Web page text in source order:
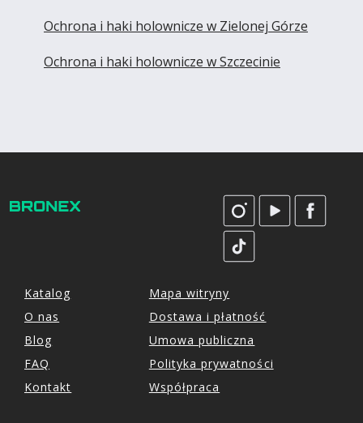
Ochrona i haki holownicze w Zielonej Górze
Ochrona i haki holownicze w Szczecinie
Katalog
O nas
Blog
FAQ
Kontakt
Mapa witryny
Dostawa i płatność
Umowa publiczna
Polityka prywatności
Współpraca